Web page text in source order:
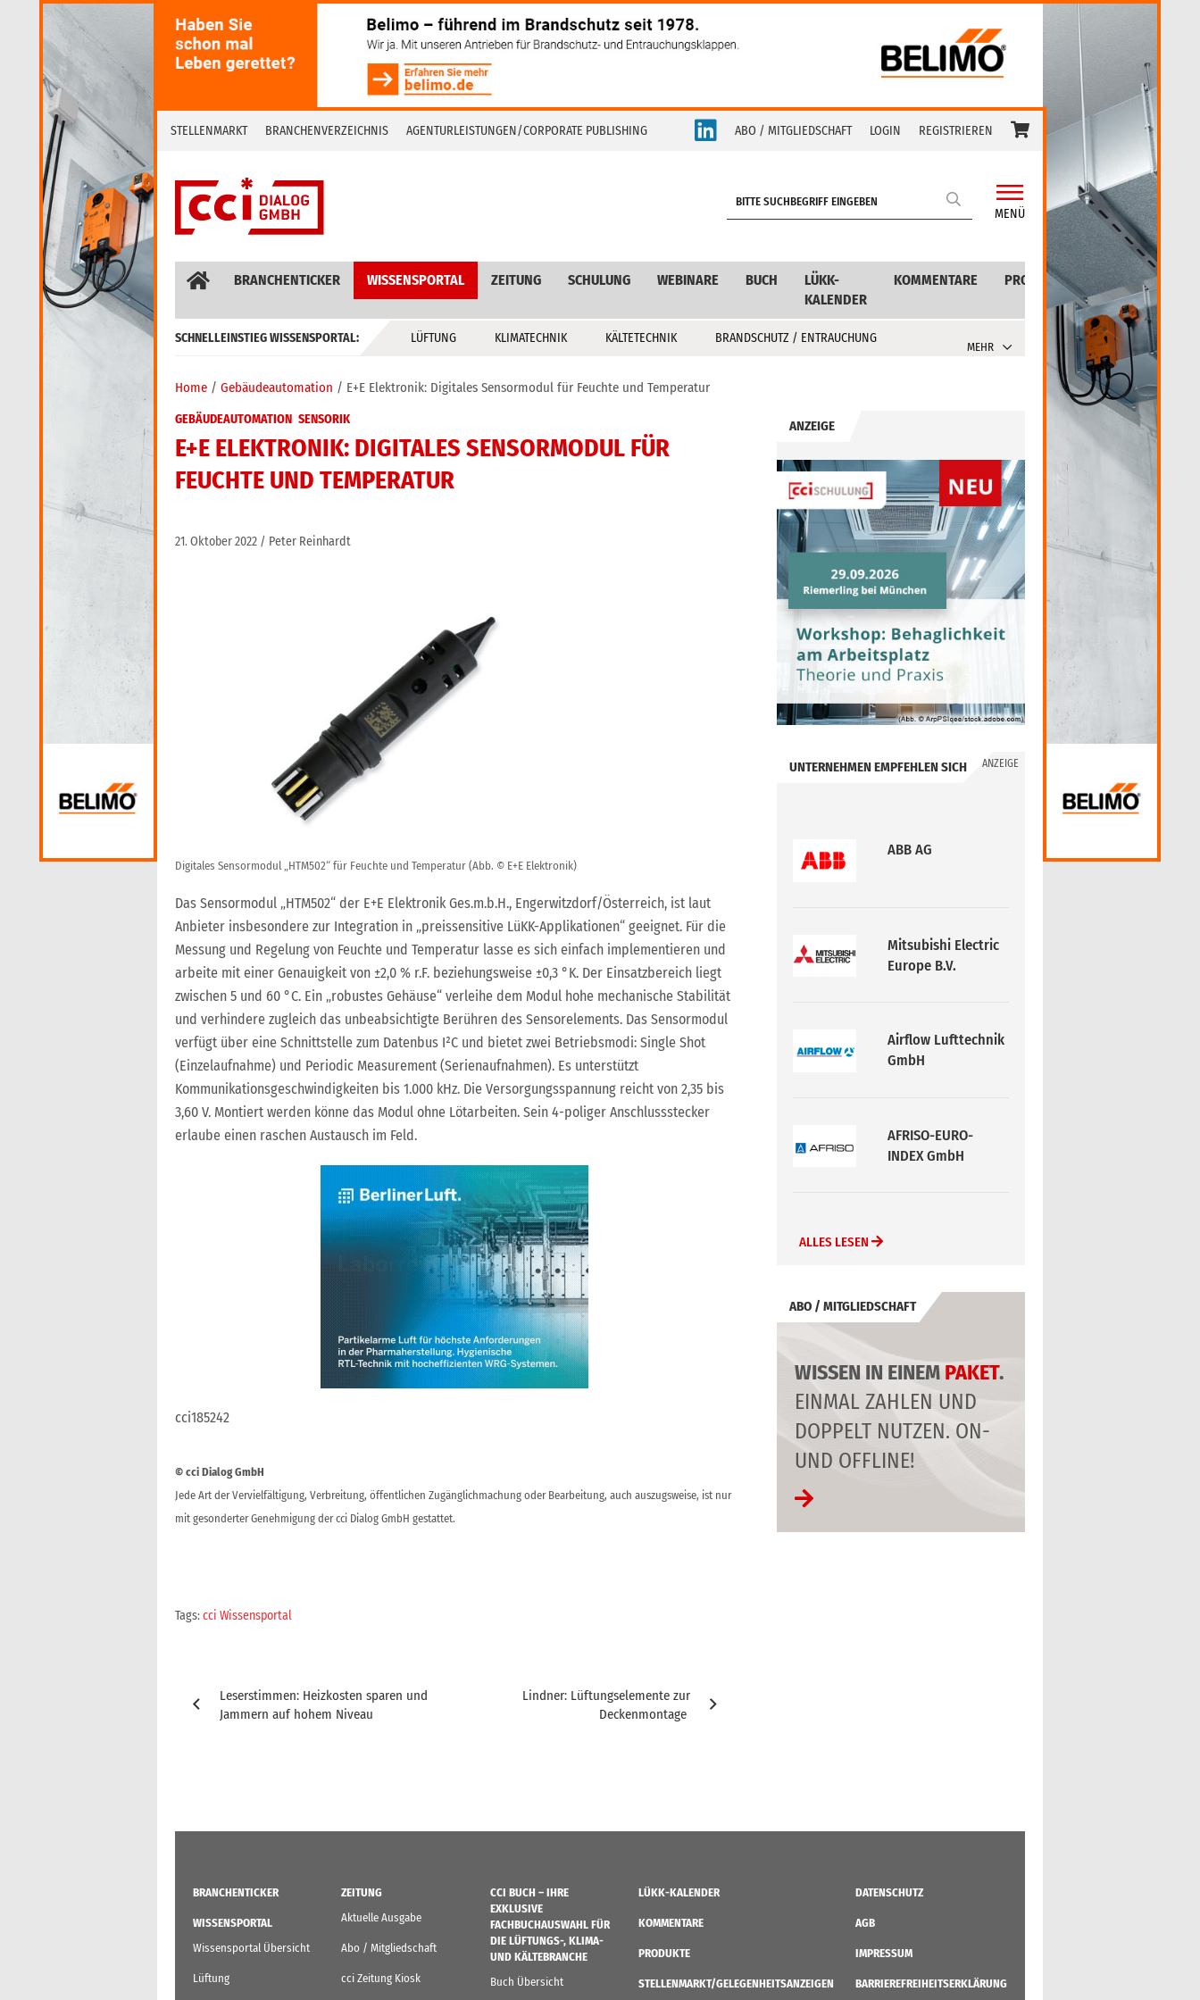
to
content
STELLENMARKT BRANCHENVERZEICHNIS AGENTURLEISTUNGEN/CORPORATE PUBLISHING ABO / MITGLIEDSCHAFT LOGIN REGISTRIEREN
MENÜ
BRANCHENTICKER WISSENSPORTAL ZEITUNG SCHULUNG WEBINARE BUCH
LÜKK-
KALENDER
KOMMENTARE PRODUKTE
SCHNELLEINSTIEG WISSENSPORTAL: LÜFTUNG KLIMATECHNIK KÄLTETECHNIK BRANDSCHUTZ / ENTRAUCHUNG
MEHR
Home Gebäudeautomation E+E Elektronik: Digitales Sensormodul für Feuchte und Temperatur
GEBÄUDEAUTOMATION SENSORIK
E+E ELEKTRONIK: DIGITALES SENSORMODUL FÜR
FEUCHTE UND TEMPERATUR
21. Oktober 2022 Peter Reinhardt
Digitales Sensormodul „HTM502“ für Feuchte und Temperatur (Abb. © E+E Elektronik)
Das Sensormodul „HTM502“ der E+E Elektronik Ges.m.b.H., Engerwitzdorf/Österreich, ist laut
Anbieter insbesondere zur Integration in „preissensitive LüKK-Applikationen“ geeignet. Für die
Messung und Regelung von Feuchte und Temperatur lasse es sich einfach implementieren und
arbeite mit einer Genauigkeit von ±2,0 % r.F. beziehungsweise ±0,3 °K. Der Einsatzbereich liegt
zwischen 5 und 60 °C. Ein „robustes Gehäuse“ verleihe dem Modul hohe mechanische Stabilität
und verhindere zugleich das unbeabsichtigte Berühren des Sensorelements. Das Sensormodul
verfügt über eine Schnittstelle zum Datenbus I²C und bietet zwei Betriebsmodi: Single Shot
(Einzelaufnahme) und Periodic Measurement (Serienaufnahmen). Es unterstützt
Kommunikationsgeschwindigkeiten bis 1.000 kHz. Die Versorgungsspannung reicht von 2,35 bis
3,60 V. Montiert werden könne das Modul ohne Lötarbeiten. Sein 4-poliger Anschlussstecker
erlaube einen raschen Austausch im Feld.
cci185242
© cci Dialog GmbH
Jede Art der Vervielfältigung, Verbreitung, öffentlichen Zugänglichmachung oder Bearbeitung, auch auszugsweise, ist nur
mit gesonderter Genehmigung der cci Dialog GmbH gestattet.
Tags:cci Wissensportal
Leserstimmen: Heizkosten sparen und
Jammern auf hohem Niveau
Lindner: Lüftungselemente zur
Deckenmontage
ANZEIGE
UNTERNEHMEN EMPFEHLEN SICH ANZEIGE
ABB AG
Mitsubishi Electric
Europe B.V.
Airflow Lufttechnik
GmbH
AFRISO-EURO-
INDEX GmbH
ALLES LESEN
ABO / MITGLIEDSCHAFT
WISSEN IN EINEM PAKET.
EINMAL ZAHLEN UND
DOPPELT NUTZEN. ON-
UND OFFLINE!
BRANCHENTICKER
WISSENSPORTAL
Wissensportal Übersicht
Lüftung
ZEITUNG
Aktuelle Ausgabe
Abo / Mitgliedschaft
cci Zeitung Kiosk
CCI BUCH – IHRE
EXKLUSIVE
FACHBUCHAUSWAHL FÜR
DIE LÜFTUNGS-, KLIMA-
UND KÄLTEBRANCHE
Buch Übersicht
LÜKK-KALENDER
KOMMENTARE
PRODUKTE
STELLENMARKT/GELEGENHEITSANZEIGEN
DATENSCHUTZ
AGB
IMPRESSUM
BARRIEREFREIHEITSERKLÄRUNG